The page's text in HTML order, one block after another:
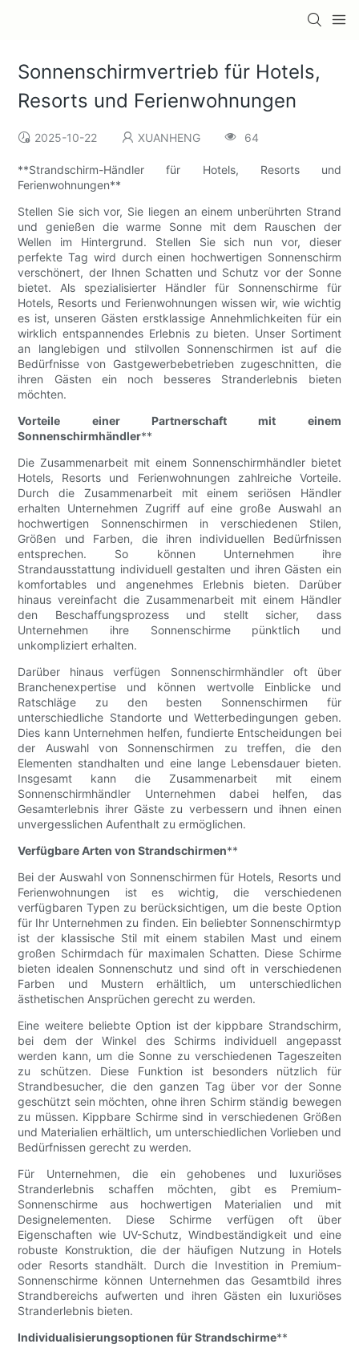
Sonnenschirmvertrieb für Hotels,
Resorts und Ferienwohnungen
2025-10-22 XUANHENG 64
**Strandschirm-Händler für Hotels, Resorts und
Ferienwohnungen**
Stellen Sie sich vor, Sie liegen an einem unberührten Strand
und genießen die warme Sonne mit dem Rauschen der
Wellen im Hintergrund. Stellen Sie sich nun vor, dieser
perfekte Tag wird durch einen hochwertigen Sonnenschirm
verschönert, der Ihnen Schatten und Schutz vor der Sonne
bietet. Als spezialisierter Händler für Sonnenschirme für
Hotels, Resorts und Ferienwohnungen wissen wir, wie wichtig
es ist, unseren Gästen erstklassige Annehmlichkeiten für ein
wirklich entspannendes Erlebnis zu bieten. Unser Sortiment
an langlebigen und stilvollen Sonnenschirmen ist auf die
Bedürfnisse von Gastgewerbebetrieben zugeschnitten, die
ihren Gästen ein noch besseres Stranderlebnis bieten
möchten.
Vorteile einer Partnerschaft mit einem
Sonnenschirmhändler**
Die Zusammenarbeit mit einem Sonnenschirmhändler bietet
Hotels, Resorts und Ferienwohnungen zahlreiche Vorteile.
Durch die Zusammenarbeit mit einem seriösen Händler
erhalten Unternehmen Zugriff auf eine große Auswahl an
hochwertigen Sonnenschirmen in verschiedenen Stilen,
Größen und Farben, die ihren individuellen Bedürfnissen
entsprechen. So können Unternehmen ihre
Strandausstattung individuell gestalten und ihren Gästen ein
komfortables und angenehmes Erlebnis bieten. Darüber
hinaus vereinfacht die Zusammenarbeit mit einem Händler
den Beschaffungsprozess und stellt sicher, dass
Unternehmen ihre Sonnenschirme pünktlich und
unkompliziert erhalten.
Darüber hinaus verfügen Sonnenschirmhändler oft über
Branchenexpertise und können wertvolle Einblicke und
Ratschläge zu den besten Sonnenschirmen für
unterschiedliche Standorte und Wetterbedingungen geben.
Dies kann Unternehmen helfen, fundierte Entscheidungen bei
der Auswahl von Sonnenschirmen zu treffen, die den
Elementen standhalten und eine lange Lebensdauer bieten.
Insgesamt kann die Zusammenarbeit mit einem
Sonnenschirmhändler Unternehmen dabei helfen, das
Gesamterlebnis ihrer Gäste zu verbessern und ihnen einen
unvergesslichen Aufenthalt zu ermöglichen.
Verfügbare Arten von Strandschirmen**
Bei der Auswahl von Sonnenschirmen für Hotels, Resorts und
Ferienwohnungen ist es wichtig, die verschiedenen
verfügbaren Typen zu berücksichtigen, um die beste Option
für Ihr Unternehmen zu finden. Ein beliebter Sonnenschirmtyp
ist der klassische Stil mit einem stabilen Mast und einem
großen Schirmdach für maximalen Schatten. Diese Schirme
bieten idealen Sonnenschutz und sind oft in verschiedenen
Farben und Mustern erhältlich, um unterschiedlichen
ästhetischen Ansprüchen gerecht zu werden.
Eine weitere beliebte Option ist der kippbare Strandschirm,
bei dem der Winkel des Schirms individuell angepasst
werden kann, um die Sonne zu verschiedenen Tageszeiten
zu schützen. Diese Funktion ist besonders nützlich für
Strandbesucher, die den ganzen Tag über vor der Sonne
geschützt sein möchten, ohne ihren Schirm ständig bewegen
zu müssen. Kippbare Schirme sind in verschiedenen Größen
und Materialien erhältlich, um unterschiedlichen Vorlieben und
Bedürfnissen gerecht zu werden.
Für Unternehmen, die ein gehobenes und luxuriöses
Stranderlebnis schaffen möchten, gibt es Premium-
Sonnenschirme aus hochwertigen Materialien und mit
Designelementen. Diese Schirme verfügen oft über
Eigenschaften wie UV-Schutz, Windbeständigkeit und eine
robuste Konstruktion, die der häufigen Nutzung in Hotels
oder Resorts standhält. Durch die Investition in Premium-
Sonnenschirme können Unternehmen das Gesamtbild ihres
Strandbereichs aufwerten und ihren Gästen ein luxuriöses
Stranderlebnis bieten.
Individualisierungsoptionen für Strandschirme**